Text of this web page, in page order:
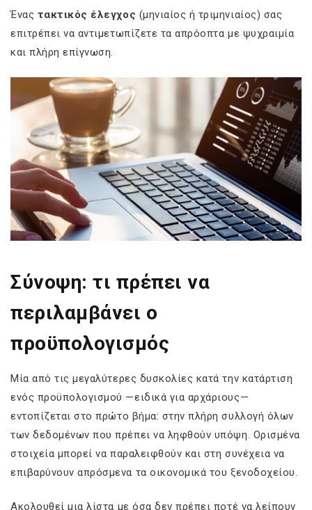
Ένας τακτικός έλεγχος (μηνιαίος ή τριμηνιαίος) σας
επιτρέπει να αντιμετωπίζετε τα απρόοπτα με ψυχραιμία
και πλήρη επίγνωση.
Σύνοψη: τι πρέπει να
περιλαμβάνει ο
προϋπολογισμός
Μία από τις μεγαλύτερες δυσκολίες κατά την κατάρτιση
ενός προϋπολογισμού —ειδικά για αρχάριους—
εντοπίζεται στο πρώτο βήμα: στην πλήρη συλλογή όλων
των δεδομένων που πρέπει να ληφθούν υπόψη. Ορισμένα
στοιχεία μπορεί να παραλειφθούν και στη συνέχεια να
επιβαρύνουν απρόσμενα τα οικονομικά του ξενοδοχείου.
Ακολουθεί μια λίστα με όσα δεν πρέπει ποτέ να λείπουν